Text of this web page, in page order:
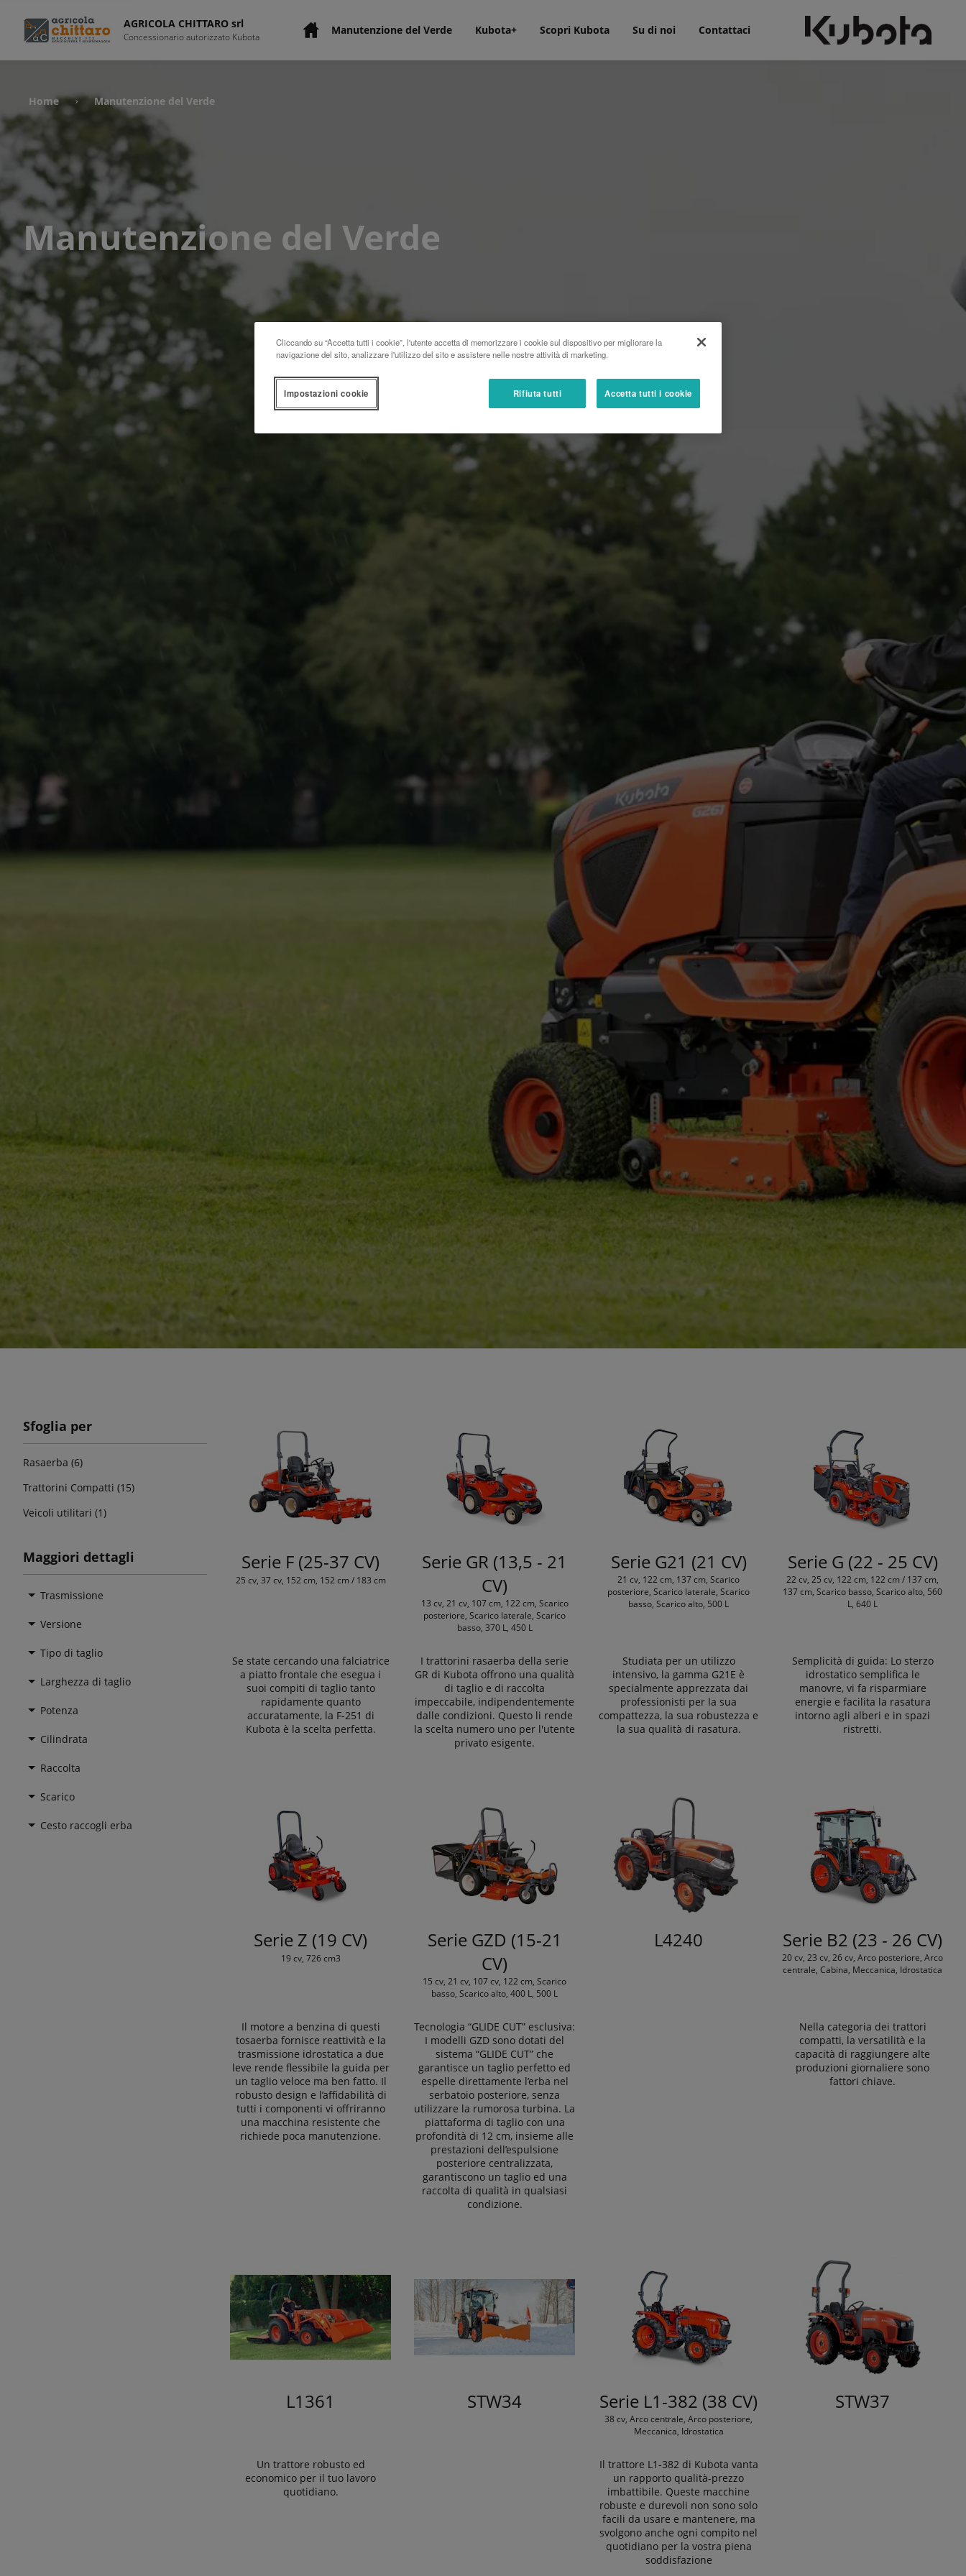
AGRICOLA CHITTARO srl
Concessionario autorizzato Kubota Manutenzione del Verde Kubota+ Scopri Kubota Su di noi Contattaci
Home › Manutenzione del Verde
Manutenzione del Verde
Sfoglia per
Rasaerba (6)
Trattorini Compatti (15)
Veicoli utilitari (1)
Maggiori dettagli
Trasmissione
Versione
Tipo di taglio
Larghezza di taglio
Potenza
Cilindrata
Raccolta
Scarico
Cesto raccogli erba
Serie F (25-37 CV)
25 cv, 37 cv, 152 cm, 152 cm / 183 cm
Se state cercando una falciatrice
a piatto frontale che esegua i
suoi compiti di taglio tanto
rapidamente quanto
accuratamente, la F-251 di
Kubota è la scelta perfetta.
Serie GR (13,5 - 21
CV)
13 cv, 21 cv, 107 cm, 122 cm, Scarico
posteriore, Scarico laterale, Scarico
basso, 370 L, 450 L
I trattorini rasaerba della serie
GR di Kubota offrono una qualità
di taglio e di raccolta
impeccabile, indipendentemente
dalle condizioni. Questo li rende
la scelta numero uno per l'utente
privato esigente.
Serie G21 (21 CV)
21 cv, 122 cm, 137 cm, Scarico
posteriore, Scarico laterale, Scarico
basso, Scarico alto, 500 L
Studiata per un utilizzo
intensivo, la gamma G21E è
specialmente apprezzata dai
professionisti per la sua
compattezza, la sua robustezza e
la sua qualità di rasatura.
Serie G (22 - 25 CV)
22 cv, 25 cv, 122 cm, 122 cm / 137 cm,
137 cm, Scarico basso, Scarico alto, 560
L, 640 L
Semplicità di guida: Lo sterzo
idrostatico semplifica le
manovre, vi fa risparmiare
energie e facilita la rasatura
intorno agli alberi e in spazi
ristretti.
Serie Z (19 CV)
19 cv, 726 cm3
Il motore a benzina di questi
tosaerba fornisce reattività e la
trasmissione idrostatica a due
leve rende flessibile la guida per
un taglio veloce ma ben fatto. Il
robusto design e l’affidabilità di
tutti i componenti vi offriranno
una macchina resistente che
richiede poca manutenzione.
Serie GZD (15-21
CV)
15 cv, 21 cv, 107 cv, 122 cm, Scarico
basso, Scarico alto, 400 L, 500 L
Tecnologia “GLIDE CUT” esclusiva:
I modelli GZD sono dotati del
sistema “GLIDE CUT” che
garantisce un taglio perfetto ed
espelle direttamente l’erba nel
serbatoio posteriore, senza
utilizzare la rumorosa turbina. La
piattaforma di taglio con una
profondità di 12 cm, insieme alle
prestazioni dell’espulsione
posteriore centralizzata,
garantiscono un taglio ed una
raccolta di qualità in qualsiasi
condizione.
L4240 Serie B2 (23 - 26 CV)
20 cv, 23 cv, 26 cv, Arco posteriore, Arco
centrale, Cabina, Meccanica, Idrostatica
Nella categoria dei trattori
compatti, la versatilità e la
capacità di raggiungere alte
produzioni giornaliere sono
fattori chiave.
L1361
Un trattore robusto ed
economico per il tuo lavoro
quotidiano.
STW34 Serie L1-382 (38 CV)
38 cv, Arco centrale, Arco posteriore,
Meccanica, Idrostatica
Il trattore L1-382 di Kubota vanta
un rapporto qualità-prezzo
imbattibile. Queste macchine
robuste e durevoli non sono solo
facili da usare e mantenere, ma
svolgono anche ogni compito nel
quotidiano per la vostra piena
soddisfazione
STW37
Cliccando su “Accetta tutti i cookie”, l'utente accetta di memorizzare i cookie sul dispositivo per migliorare la
navigazione del sito, analizzare l'utilizzo del sito e assistere nelle nostre attività di marketing.
Rifiuta tutti Accetta tutti i cookie
Impostazioni cookie